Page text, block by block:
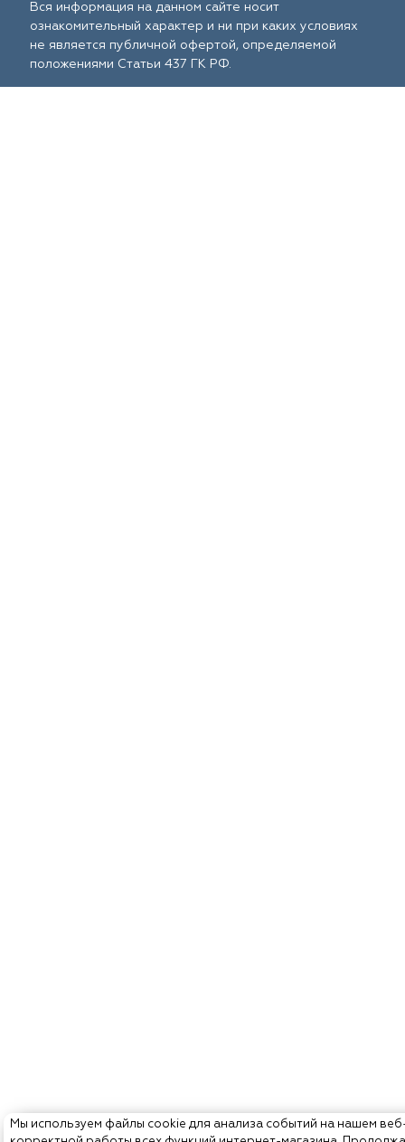
Мы используем файлы cookie для анализа событий на нашем
Вся информация на данном сайте носит
ознакомительный характер и ни при каких условиях
не является публичной офертой, определяемой
положениями Статьи 437 ГК РФ.